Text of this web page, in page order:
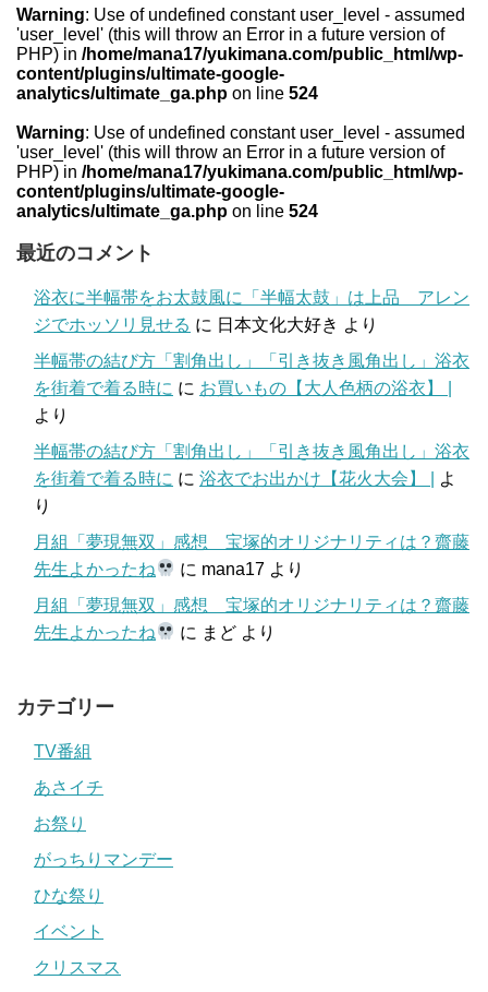
Warning: Use of undefined constant user_level - assumed
'user_level' (this will throw an Error in a future version of
PHP) in /home/mana17/yukimana.com/public_html/wp-
content/plugins/ultimate-google-
analytics/ultimate_ga.php on line 524
Warning: Use of undefined constant user_level - assumed
'user_level' (this will throw an Error in a future version of
PHP) in /home/mana17/yukimana.com/public_html/wp-
content/plugins/ultimate-google-
analytics/ultimate_ga.php on line 524
最近のコメント
浴衣に半幅帯をお太鼓風に「半幅太鼓」は上品 アレン
ジでホッソリ見せる に 日本文化大好き より
半幅帯の結び方「割角出し」「引き抜き風角出し」浴衣
を街着で着る時に に お買いもの【大人色柄の浴衣】 |
より
半幅帯の結び方「割角出し」「引き抜き風角出し」浴衣
を街着で着る時に に 浴衣でお出かけ【花火大会】 |
よ
り
月組「夢現無双」感想 宝塚的オリジナリティは？齋藤
先生よかったね
に mana17 より
月組「夢現無双」感想 宝塚的オリジナリティは？齋藤
先生よかったね
に まど より
カテゴリー
TV番組
あさイチ
お祭り
がっちりマンデー
ひな祭り
イベント
クリスマス